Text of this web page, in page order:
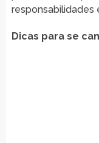
responsabilidades
Dicas para se